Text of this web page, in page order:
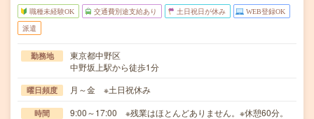
職種未経験OK 交通費別途支給あり 土日祝日が休み WEB登録OK
派遣
勤務地
東京都中野区
中野坂上駅から徒歩1分
曜日頻度 月～金 ※土日祝休み
時間 9:00～17:00 ※残業はほとんどありません。※休憩60分。